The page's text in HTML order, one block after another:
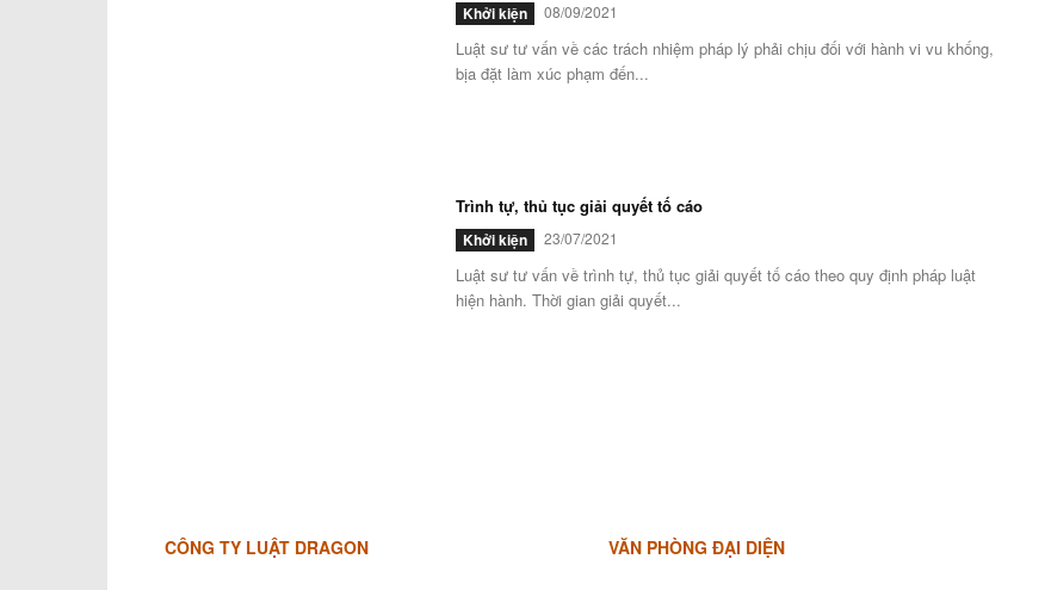
Khởi kiện 08/09/2021
Luật sư tư vấn về các trách nhiệm pháp lý phải chịu đối với hành vi vu khống,
bịa đặt làm xúc phạm đến...
Trình tự, thủ tục giải quyết tố cáo
Khởi kiện 23/07/2021
Luật sư tư vấn về trình tự, thủ tục giải quyết tố cáo theo quy định pháp luật
hiện hành. Thời gian giải quyết...
CÔNG TY LUẬT DRAGON VĂN PHÒNG ĐẠI DIỆN